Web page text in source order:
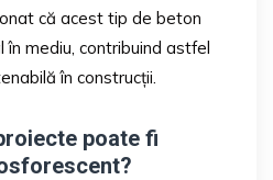
că acest tip de beton
mediu, contribuind astfel
în construcții.
poate fi